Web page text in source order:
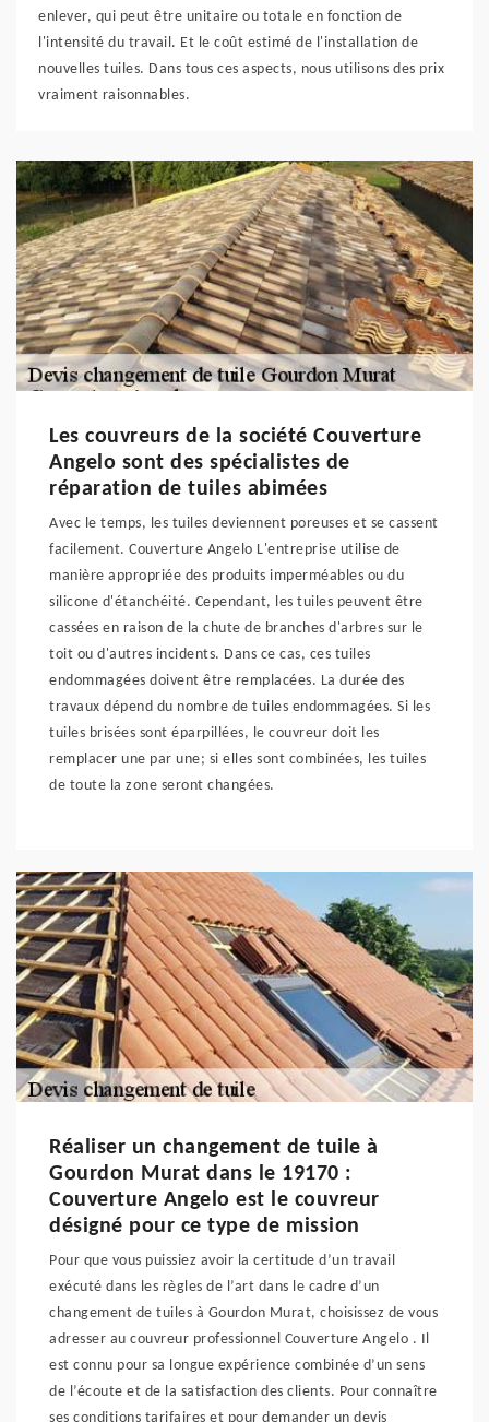
enlever, qui peut être unitaire ou totale en fonction de
l'intensité du travail. Et le coût estimé de l'installation de
nouvelles tuiles. Dans tous ces aspects, nous utilisons des prix
vraiment raisonnables.
Les couvreurs de la société Couverture
Angelo sont des spécialistes de
réparation de tuiles abimées
Avec le temps, les tuiles deviennent poreuses et se cassent
facilement. Couverture Angelo L'entreprise utilise de
manière appropriée des produits imperméables ou du
silicone d'étanchéité. Cependant, les tuiles peuvent être
cassées en raison de la chute de branches d'arbres sur le
toit ou d'autres incidents. Dans ce cas, ces tuiles
endommagées doivent être remplacées. La durée des
travaux dépend du nombre de tuiles endommagées. Si les
tuiles brisées sont éparpillées, le couvreur doit les
remplacer une par une; si elles sont combinées, les tuiles
de toute la zone seront changées.
Réaliser un changement de tuile à
Gourdon Murat dans le 19170 :
Couverture Angelo est le couvreur
désigné pour ce type de mission
Pour que vous puissiez avoir la certitude d’un travail
exécuté dans les règles de l’art dans le cadre d’un
changement de tuiles à Gourdon Murat, choisissez de vous
adresser au couvreur professionnel Couverture Angelo . Il
est connu pour sa longue expérience combinée d’un sens
de l’écoute et de la satisfaction des clients. Pour connaître
ses conditions tarifaires et pour demander un devis